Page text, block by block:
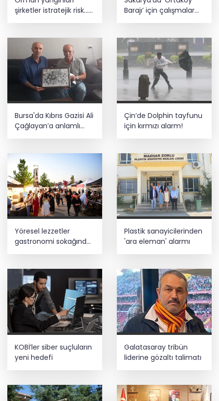
şirketler istratejik risk...
Barajı’ için çalışmalar
Bursa'da Kıbrıs Gazisi Ali
Çağlayan’a anlamlı
Çin’de Dolphin tayfunu
için kırmızı alarm!
Yöresel lezzetler
gastronomi sokağında
ziyaretçilerle buluşuyor
Plastik sanayicilerinden
'ara eleman' alarmı
KOBİ’ler siber suçluların
yeni hedefi
Galatasaray tribün
liderine gözaltı talimatı